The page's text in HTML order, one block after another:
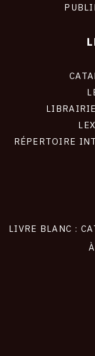
RÉPERTOIRE
LIVRE BLANC :